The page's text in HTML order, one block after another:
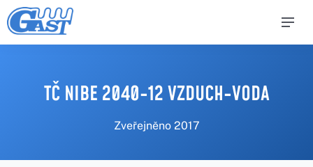
TČ NIBE 2040-12 VZDUCH-VODA
Zveřejněno 2017